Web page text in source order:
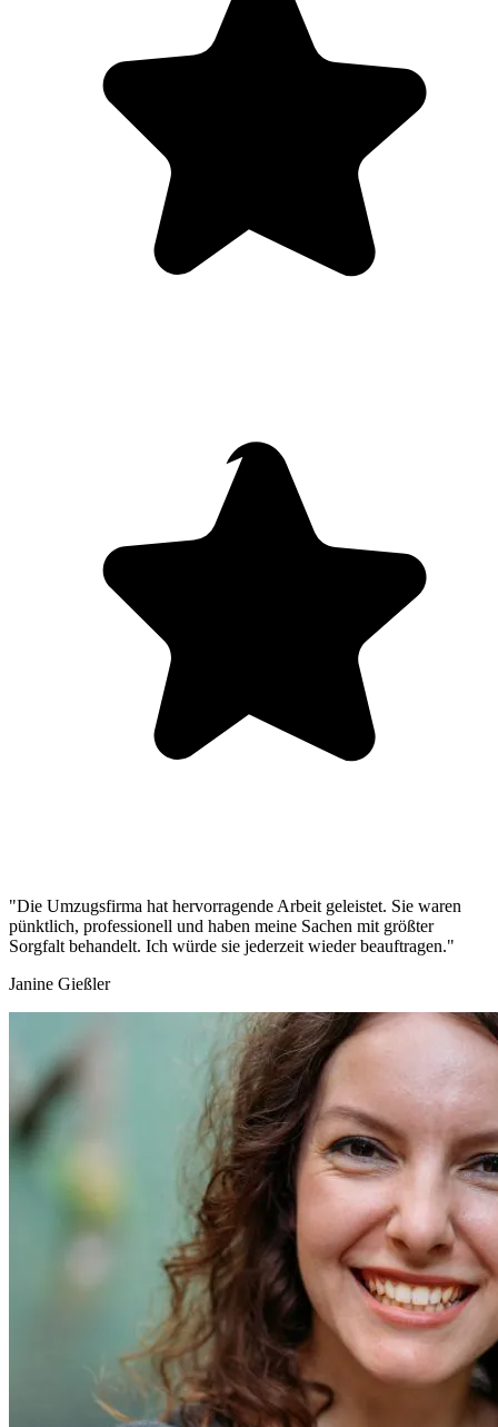
"Die Umzugsfirma hat hervorragende Arbeit geleistet. Sie waren
pünktlich, professionell und haben meine Sachen mit größter
Sorgfalt behandelt. Ich würde sie jederzeit wieder beauftragen."
Janine Gießler